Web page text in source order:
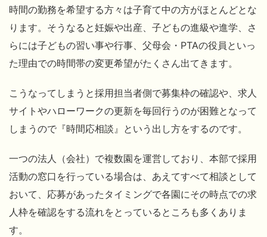
時間の勤務を希望する方々は子育て中の方がほとんどとな
ります。そうなると妊娠や出産、子どもの進級や進学、さ
らには子どもの習い事や行事、父母会・PTAの役員といっ
た理由での時間帯の変更希望がたくさん出てきます。
こうなってしまうと採用担当者側で募集枠の確認や、求人
サイトやハローワークの更新を毎回行うのが困難となって
しまうので『時間応相談』という出し方をするのです。
一つの法人（会社）で複数園を運営しており、本部で採用
活動の窓口を行っている場合は、あえてすべて相談として
おいて、応募があったタイミングで各園にその時点での求
人枠を確認をする流れをとっているところも多くありま
す。